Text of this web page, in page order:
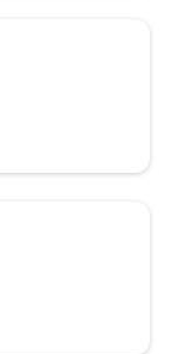
eine oder
Gewissen
verzichtet.
erschien,
Text
auch von einer